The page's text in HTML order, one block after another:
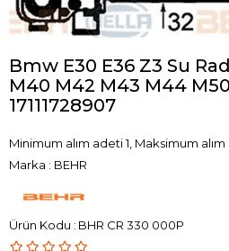
Bmw E30 E36 Z3 Su
M40 M42 M43 M44
17111728907
Minimum alım adeti 1, Maksimum
Marka : BEHR
BHR CR 330 000P